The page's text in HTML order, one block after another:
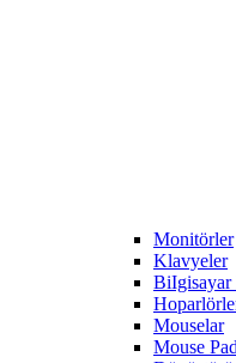
Monitörler
Klavyeler
BiIgisayar
Mouselar
Mouse